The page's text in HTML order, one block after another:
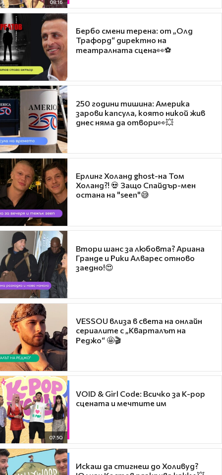
08:16
Бербо смени терена: от „Олд
Трафорд“ директно на
театралната сцена👀⚽
250 години тишина: Америка
зарови капсула, която никой жив
днес няма да отвори👀💥
Ерлинг Холанд ghost-на Том
Холанд?! 💀 Защо Спайдър-мен
остана на "seen"😅
Втори шанс за любовта? Ариана
Гранде и Рики Алварес отново
заедно!😍
VESSOU влиза в света на онлайн
сериалите с „Кварталът на
Реджо“ 🤩🎬
07:50
VOID & Girl Code: Всичко за K-pop
сцената и мечтите им
Искаш да стигнеш до Холивуд?